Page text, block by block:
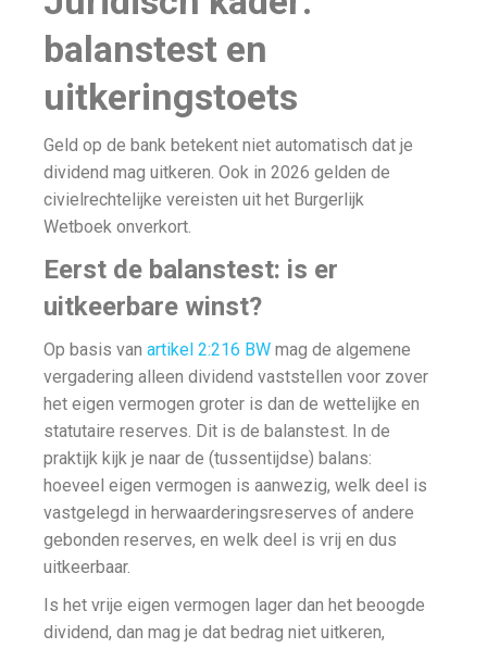
balanstest en
uitkeringstoets
Geld op de bank betekent niet automatisch dat je
dividend mag uitkeren. Ook in 2026 gelden de
civielrechtelijke vereisten uit het Burgerlijk
Wetboek onverkort.
Eerst de balanstest: is er
uitkeerbare winst?
Op basis van artikel 2:216 BW mag de algemene
vergadering alleen dividend vaststellen voor zover
het eigen vermogen groter is dan de wettelijke en
statutaire reserves. Dit is de balanstest. In de
praktijk kijk je naar de (tussentijdse) balans:
hoeveel eigen vermogen is aanwezig, welk deel is
vastgelegd in herwaarderingsreserves of andere
gebonden reserves, en welk deel is vrij en dus
uitkeerbaar.
Is het vrije eigen vermogen lager dan het beoogde
dividend, dan mag je dat bedrag niet uitkeren,